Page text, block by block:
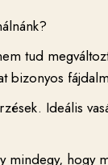
tud
bizonyos
Ideális
hogy